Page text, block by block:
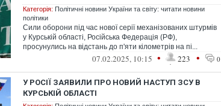
Категорія: Політичні новини України та світу: читати новини
політики
Сили оборони під час нової серії механізованих штурмів
у Курській області, Російська Федерація (РФ),
просунулись на відстань до п'яти кілометрів на пі...
07.02.2025, 10:15 • 223 • 0
У РОСІЇ ЗАЯВИЛИ ПРО НОВИЙ НАСТУП ЗСУ В
КУРСЬКІЙ ОБЛАСТІ